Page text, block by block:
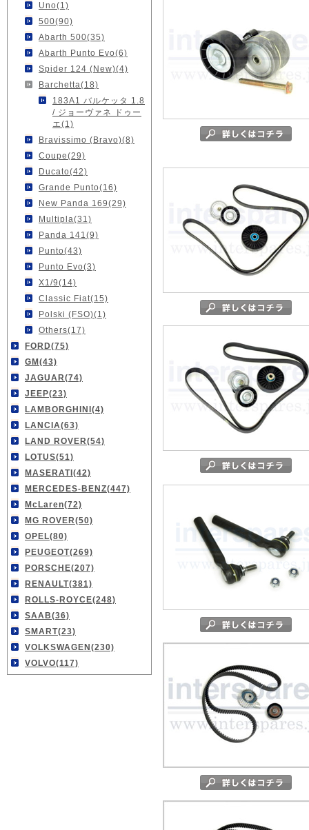
Uno(1)
500(90)
Abarth 500(35)
Abarth Punto Evo(6)
Spider 124 (New)(4)
Barchetta(18)
183A1 バルケッタ 1.8
/ ジョーヴァネ ドゥー
エ(1)
Bravissimo (Bravo)(8)
Coupe(29)
Ducato(42)
Grande Punto(16)
New Panda 169(29)
Multipla(31)
Panda 141(9)
Punto(43)
Punto Evo(3)
X1/9(14)
Classic Fiat(15)
Polski (FSO)(1)
Others(17)
FORD(75)
GM(43)
JAGUAR(74)
JEEP(23)
LAMBORGHINI(4)
LANCIA(63)
LAND ROVER(54)
LOTUS(51)
MASERATI(42)
MERCEDES-BENZ(447)
McLaren(72)
MG ROVER(50)
OPEL(80)
PEUGEOT(269)
PORSCHE(207)
RENAULT(381)
ROLLS-ROYCE(248)
SAAB(36)
SMART(23)
VOLKSWAGEN(230)
VOLVO(117)